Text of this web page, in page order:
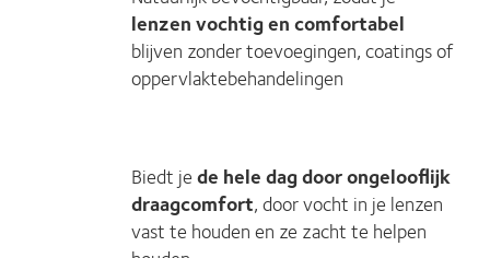
lenzen vochtig en comfortabel
blijven zonder toevoegingen, coatings of
oppervlaktebehandelingen
Biedt jede hele dag door ongelooflijk
draagcomfort, door vocht in je lenzen
vast te houden en ze zacht te helpen